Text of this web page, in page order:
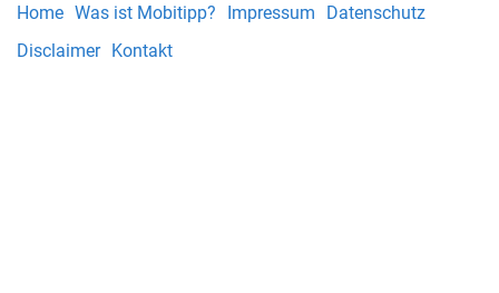
Home Was ist Mobitipp? Impressum
Datenschutz
Disclaimer Kontakt